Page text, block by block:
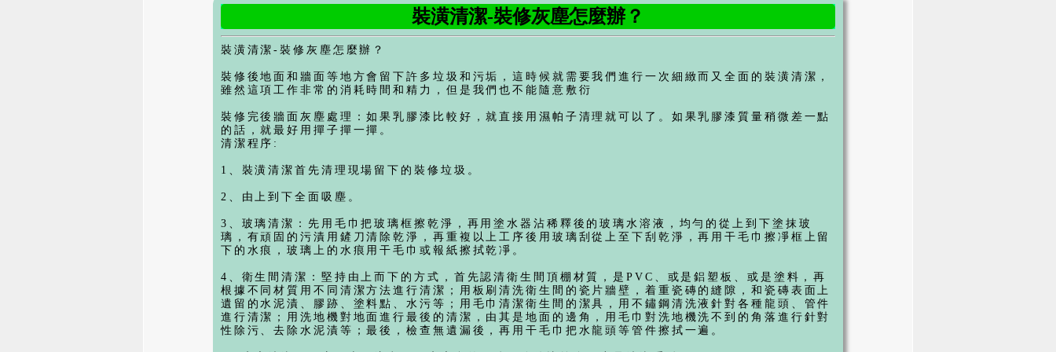
裝潢清潔-裝修灰塵怎麼辦？
裝潢清潔-裝修灰塵怎麼辦？
裝修後地面和牆面等地方會留下許多垃圾和污垢，這時候就需要我們進行一次細緻而又全面的裝潢清潔，
雖然這項工作非常的消耗時間和精力，但是我們也不能隨意敷衍
裝修完後牆面灰塵處理：如果乳膠漆比較好，就直接用濕帕子清理就可以了。如果乳膠漆質量稍微差一點
的話，就最好用撣子撣一撣。
清潔程序:
1、裝潢清潔首先清理現場留下的裝修垃圾。
2、由上到下全面吸塵。
3、玻璃清潔：先用毛巾把玻璃框擦乾淨，再用塗水器沾稀釋後的玻璃水溶液，均勻的從上到下塗抹玻
璃，有頑固的污漬用鏟刀清除乾淨，再重複以上工序後用玻璃刮從上至下刮乾淨，再用干毛巾擦凈框上留
下的水痕，玻璃上的水痕用干毛巾或報紙擦拭乾凈。
4、衛生間清潔：堅持由上而下的方式，首先認清衛生間頂棚材質，是PVC、或是鋁塑板、或是塗料，再
根據不同材質用不同清潔方法進行清潔；用板刷清洗衛生間的瓷片牆壁，着重瓷磚的縫隙，和瓷磚表面上
遺留的水泥漬、膠跡、塗料點、水污等；用毛巾清潔衛生間的潔具，用不鏽鋼清洗液針對各種龍頭、管件
進行清潔；用洗地機對地面進行最後的清潔，由其是地面的邊角，用毛巾對洗地機洗不到的角落進行針對
性除污、去除水泥漬等；最後，檢查無遺漏後，再用干毛巾把水龍頭等管件擦拭一遍。